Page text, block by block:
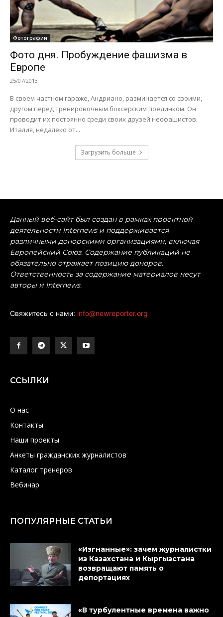
Фотографии
Фото дня. Пробуждение фашизма в
Европе
25/07/2013
В своем частном гараже, Андриано, разминается со своими,
другом перед тренировочным боксерским поединком. Он
проводит их постоянно среди своих друзей неофашистов.
Италия, недалеко от...
Загрузить больше
Данный веб-сайт был создан в рамках проектной
деятельности Internews и поддерживается
различными донорскими организациями, включая
Европейский Союз. Содержание публикаций не
обязательно отражает позицию доноров.
Ответственность за содержание материалов несут
авторы и Internews.
Свяжитесь с нами: info@newreporter.org
ССЫЛКИ
О нас
Контакты
Наши проекты
Анкеты гражданских журналистов
Каталог тренеров
Вебинар
ПОПУЛЯРНЫЕ СТАТЬИ
«Изгнанные»: зачем журналистки
из Казахстана и Кыргызстана
возвращают память о
депортациях
«В турбулентные времена важно